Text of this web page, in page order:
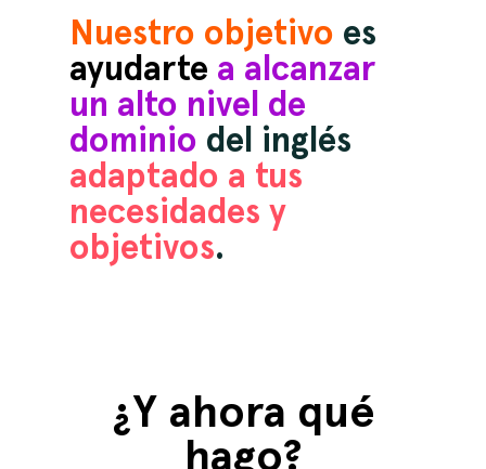
Nuestro objetivo es
ayudarte a alcanzar
un alto nivel de
dominio del inglés
adaptado a tus
necesidades y
objetivos.
¿Y ahora qué
hago?